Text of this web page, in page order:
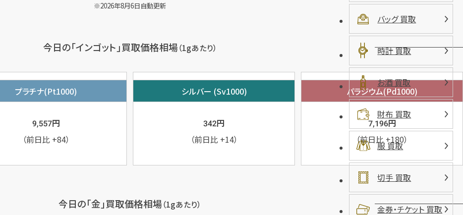
2026年8月6日自動更新
今日の「インゴット」買取価格相場（1gあたり）
プラチナ(Pt1000)
9,557円
（前日比 +84）
シルバー (Sv1000)
342円
（前日比 +14）
パラジウム(Pd1000)
7,196円
（前日比 +180）
今日の「金」買取価格相場（1gあたり）
バッグ 買取
時計 買取
お酒 買取
財布 買取
服 買取
切手 買取
金券・チケット 買取